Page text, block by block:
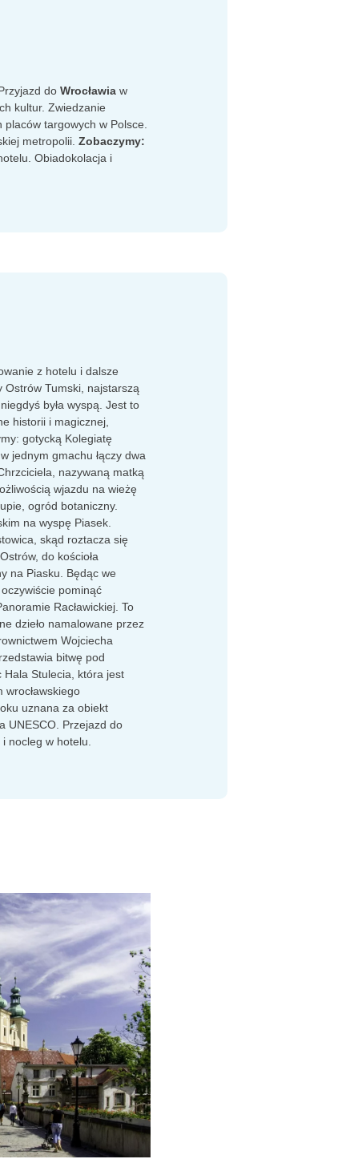
do Wrocławia w
kultur. Zwiedzanie
targowych w Polsce.
metropolii. Zobaczymy:
Obiadokolacja i
z hotelu i dalsze
Ostrów Tumski, najstarszą
była wyspą. Jest to
historii i magicznej,
gotycką Kolegiatę
jednym gmachu łączy dwa
nazywaną matką
wjazdu na wieżę
ogród botaniczny.
na wyspę Piasek.
skąd roztacza się
do kościoła
na Piasku. Będąc we
pominąć
Racławickiej. To
dzieło namalowane przez
Wojciecha
bitwę pod
Hala Stulecia, która jest
wrocławskiego
uznana za obiekt
UNESCO. Przejazd do
nocleg w hotelu.